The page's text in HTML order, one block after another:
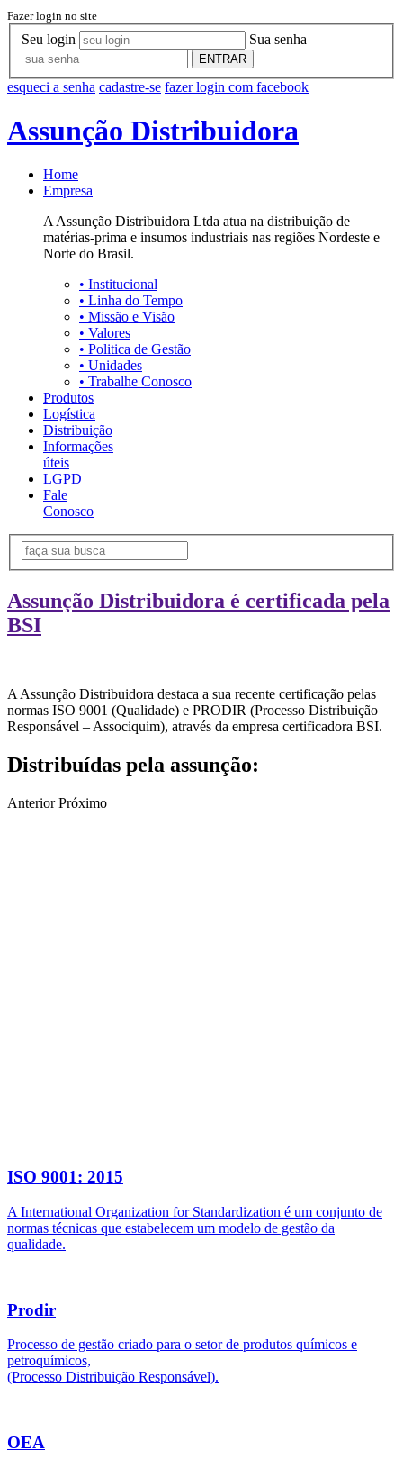
Fazer login no site
Seu login Sua senha
ENTRAR
esqueci a senha cadastre-se fazer login com facebook
Assunção Distribuidora
Home
Empresa
A Assunção Distribuidora Ltda atua na distribuição de
matérias-prima e insumos industriais nas regiões Nordeste e
Norte do Brasil.
• Institucional
• Linha do Tempo
• Missão e Visão
• Valores
• Politica de Gestão
• Unidades
• Trabalhe Conosco
Produtos
Logística
Distribuição
Informações
úteis
LGPD
Fale
Conosco
Assunção Distribuidora é certificada pela
BSI
A Assunção Distribuidora destaca a sua recente certificação pelas
normas ISO 9001 (Qualidade) e PRODIR (Processo Distribuição
Responsável – Associquim), através da empresa certificadora BSI.
Distribuídas pela assunção:
Anterior Próximo
ISO 9001: 2015
A International Organization for Standardization é um conjunto de
normas técnicas que estabelecem um modelo de gestão da
qualidade.
Prodir
Processo de gestão criado para o setor de produtos químicos e
petroquímicos,
(Processo Distribuição Responsável).
OEA